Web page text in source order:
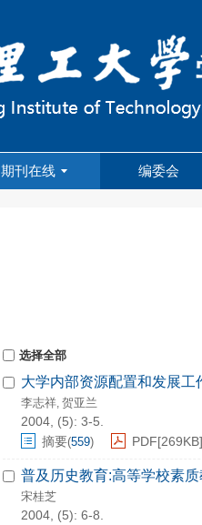
期刊在线 编委会
选择全部
大学内部资源配置和发展工
李志祥, 贺亚兰
2004, (5): 3-5.
摘要(559) PDF[269KB]
普及历史教育:高等学校素
宋桂芝
2004, (5): 6-8.